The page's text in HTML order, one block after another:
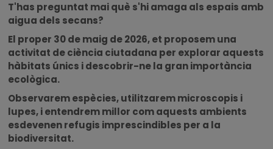
T'has preguntat mai què s'hi amaga als espais amb
aigua dels secans?
El proper 30 de maig de 2026, et proposem una
activitat de ciència ciutadana per explorar aquests
hàbitats únics i descobrir-ne la gran importància
ecològica.
Observarem espècies, utilitzarem microscopis i
lupes, i entendrem millor com aquests ambients
esdevenen refugis imprescindibles per a la
biodiversitat.